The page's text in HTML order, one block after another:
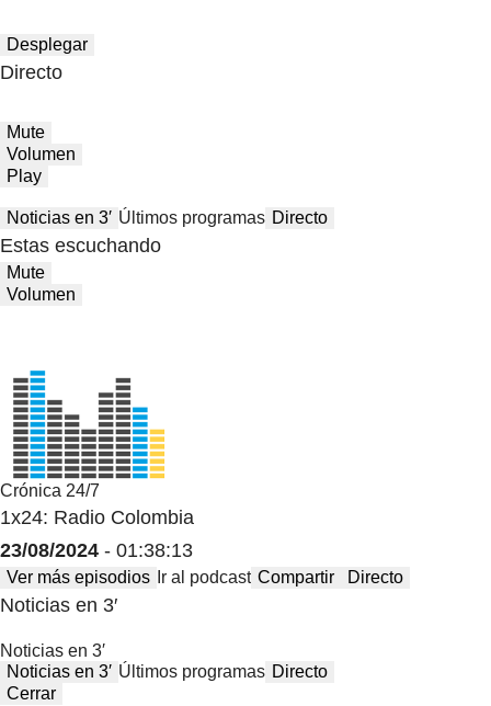
Desplegar
Directo
Mute
Volumen
Play
Noticias en 3′ Últimos programas Directo
Estas escuchando
Mute
Volumen
Crónica 24/7
1x24: Radio Colombia
23/08/2024 - 01:38:13
Ver más episodios Ir al podcast Compartir Directo
Noticias en 3′
Noticias en 3′
Noticias en 3′ Últimos programas Directo
Cerrar